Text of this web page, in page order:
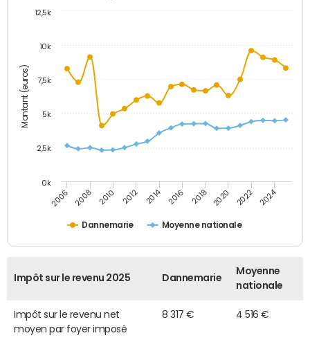
Montant (euros)
Dannemarie Moyenne nationale
2006 2008 2010 2012 2014 2016 2018 2020 2022 2024
0k
2,5k
5k
7,5k
10k
12,5k
Impôt sur le revenu 2025 Dannemarie
Moyenne
nationale
Impôt sur le revenu net
moyen par foyer imposé
8 317 € 4 516 €